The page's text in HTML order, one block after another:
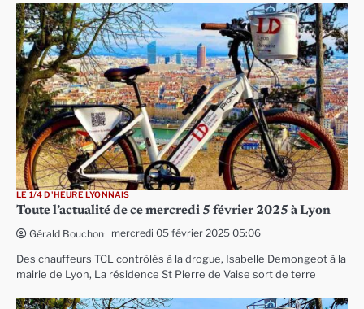
LE 1/4 D'HEURE LYONNAIS
Toute l’actualité de ce mercredi 5 février 2025 à Lyon
Gérald Bouchon mercredi 05 février 2025 05:06
Des chauffeurs TCL contrôlés à la drogue, Isabelle Demongeot à la
mairie de Lyon, La résidence St Pierre de Vaise sort de terre